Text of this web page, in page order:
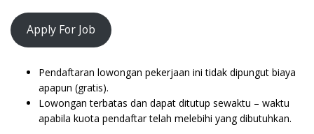
Apply For Job
Pendaftaran lowongan pekerjaan ini tidak dipungut biaya
apapun (gratis).
Lowongan terbatas dan dapat ditutup sewaktu – waktu
apabila kuota pendaftar telah melebihi yang dibutuhkan.